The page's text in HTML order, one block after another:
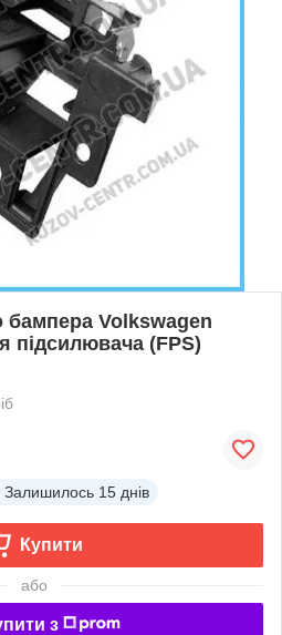
бампера Volkswagen
підсилювача (FPS)
Залишилось 15 днів
Купити
або
з